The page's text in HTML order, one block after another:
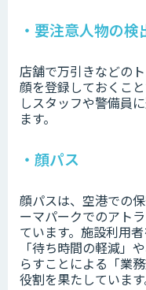
・要注意人物の検
店舗で万引きなどの
顔を登録しておくこ
しスタッフや警備員
ます。
・顔パス
顔パスは、空港での
ーマパークでのアト
ています。施設利用
「待ち時間の軽減」
らすことによる「業
役割を果たしています